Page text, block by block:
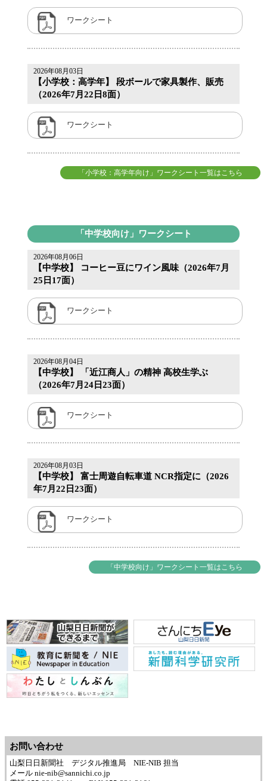
ワークシート
2026年08月03日
【小学校：高学年】 段ボールで家具製作、販売
（2026年7月22日8面）
ワークシート
「小学校：高学年向け」ワークシート一覧はこちら
「中学校向け」ワークシート
2026年08月06日
【中学校】 コーヒー豆にワイン風味（2026年7月
25日17面）
ワークシート
2026年08月04日
【中学校】 「近江商人」の精神 高校生学ぶ
（2026年7月24日23面）
ワークシート
2026年08月03日
【中学校】 富士周遊自転車道 NCR指定に（2026
年7月22日23面）
ワークシート
「中学校向け」ワークシート一覧はこちら
お問い合わせ
山梨日日新聞社 デジタル推進局 NIE-NIB 担当
メール nie-nib@sannichi.co.jp